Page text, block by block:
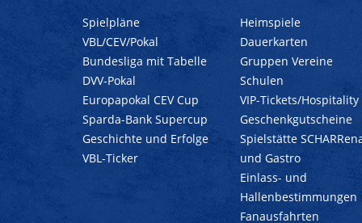
Spielpläne
VBL/CEV/Pokal
Bundesliga mit Tabelle
DVV-Pokal
Europapokal CEV Cup
Sparda-Bank Supercup
Geschichte und Erfolge
VBL-Ticker
Heimspiele
Dauerkarten
Gruppen Vereine
Schulen
VIP-Tickets/Hospitality
Geschenkgutscheine
Spielstätte
und Gastro
Einlass- und
Hallenbestimmungen
Fanausfahrten